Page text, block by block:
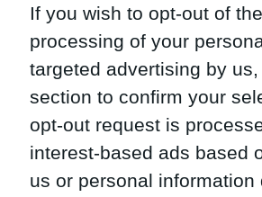
If you wish to opt-out of
processing of your
targeted advertising by
section to confirm your
opt-out request is
interest-based ads based
us or personal